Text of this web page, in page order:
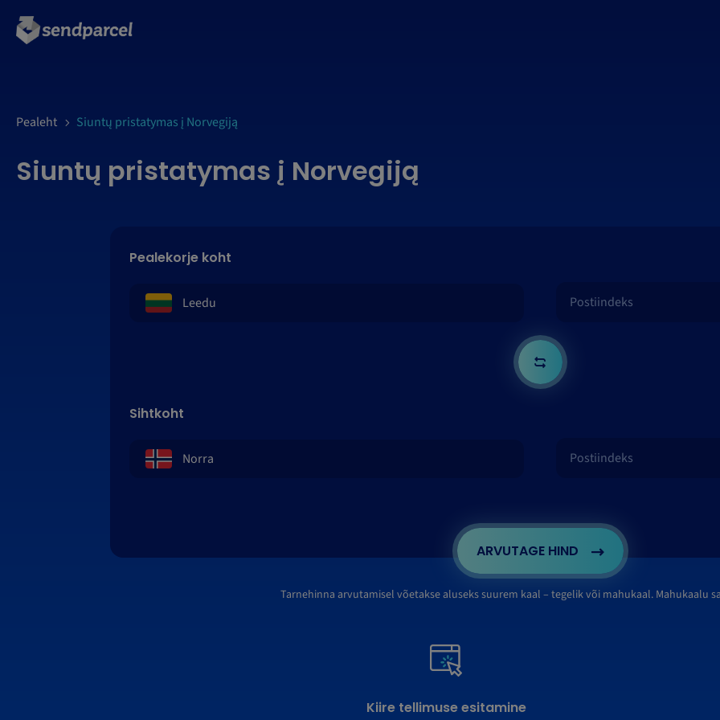
Pealeht Siuntų pristatymas į Norvegiją
Siuntų pristatymas į Norvegiją
Pealekorje koht
Sihtkoht
ARVUTAGE HIND
Tarnehinna arvutamisel võetakse aluseks suurem kaal – tegelik või mahukaal. Mahukaalu
Kiire tellimuse esitamine